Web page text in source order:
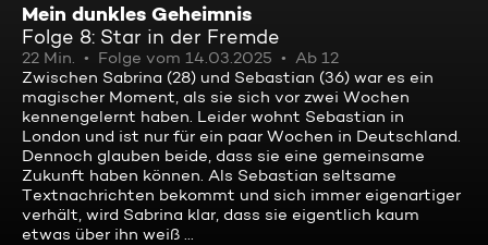
Mein dunkles Geheimnis
Folge 8: Star in der Fremde
22 Min. Folge vom 14.03.2025
Ab 12
Zwischen Sabrina (28) und Sebastian (36) war es ein
magischer Moment, als sie sich vor zwei Wochen
kennengelernt haben. Leider wohnt Sebastian in
London und ist nur für ein paar Wochen in Deutschland.
Dennoch glauben beide, dass sie eine gemeinsame
Zukunft haben können. Als Sebastian seltsame
Textnachrichten bekommt und sich immer eigenartiger
verhält, wird Sabrina klar, dass sie eigentlich kaum
etwas über ihn weiß ...